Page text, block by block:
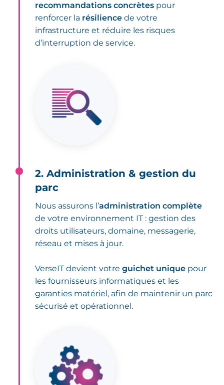
recommandations concrètes pour
renforcer la résilience de votre
infrastructure et réduire les risques
d’interruption de service.
2. Administration & gestion du
parc
Nous assurons l’administration complète
de votre environnement IT : gestion des
droits utilisateurs, domaine, messagerie,
réseau et mises à jour.
VerseIT devient votreguichet unique pour
les fournisseurs informatiques et les
garanties matériel, afin de maintenir un parc
sécurisé et opérationnel.